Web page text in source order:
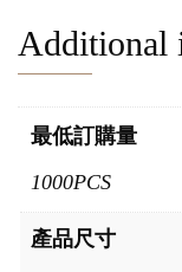
Additional
最低訂購量
1000PCS
產品尺寸